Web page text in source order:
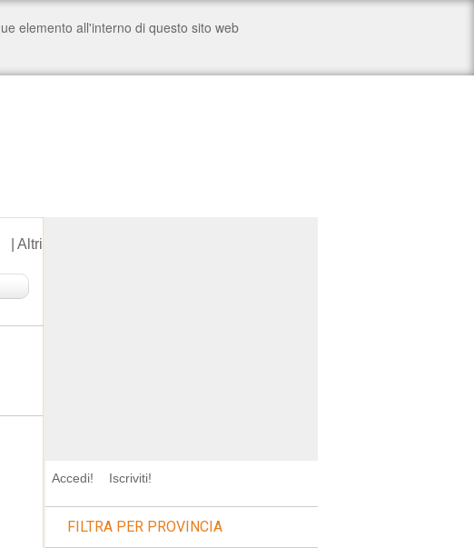
Altri
Accedi! Iscriviti!
FILTRA PER PROVINCIA